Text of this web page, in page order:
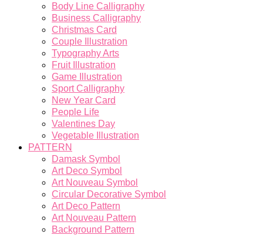
Body Line Calligraphy
Business Calligraphy
Christmas Card
Couple Illustration
Typography Arts
Fruit Illustration
Game Illustration
Sport Calligraphy
New Year Card
People Life
Valentines Day
Vegetable Illustration
PATTERN
Damask Symbol
Art Deco Symbol
Art Nouveau Symbol
Circular Decorative Symbol
Art Deco Pattern
Art Nouveau Pattern
Background Pattern